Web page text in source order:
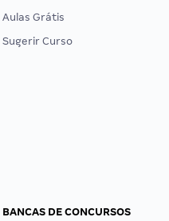
Aulas Grátis
Sugerir Curso
BANCAS DE CONCURSOS